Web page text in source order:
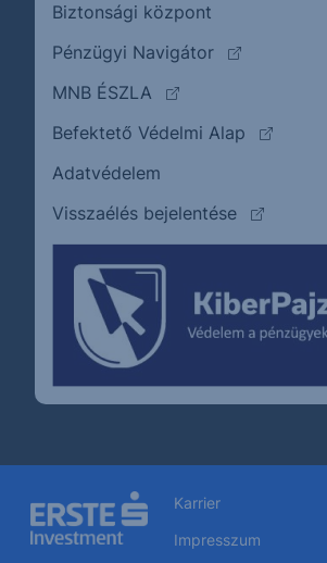
Biztonsági központ
Pénzügyi Navigátor
(külső
MNB ÉSZLA
(külső oldalra ugrik)
Befektető Védelmi Alap
(külső
Adatvédelem
Visszaélés bejelentése
(külső
Karrier
Impresszum